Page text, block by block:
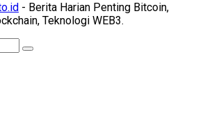
- Berita Harian Penting Bitcoin,
Teknologi WEB3.